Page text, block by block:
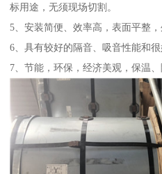
标用途，无须现场切割。
5、安装简便、效率高，表面平整
6、具有较好的隔音、吸音性能和
7、节能，环保，经济美观，保温